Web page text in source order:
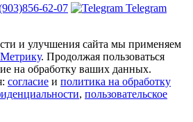
62-07
Telegram
и улучшения сайта мы применяем
. Продолжая пользоваться
на обработку ваших данных.
согласие и политика на обработку
, пользовательское